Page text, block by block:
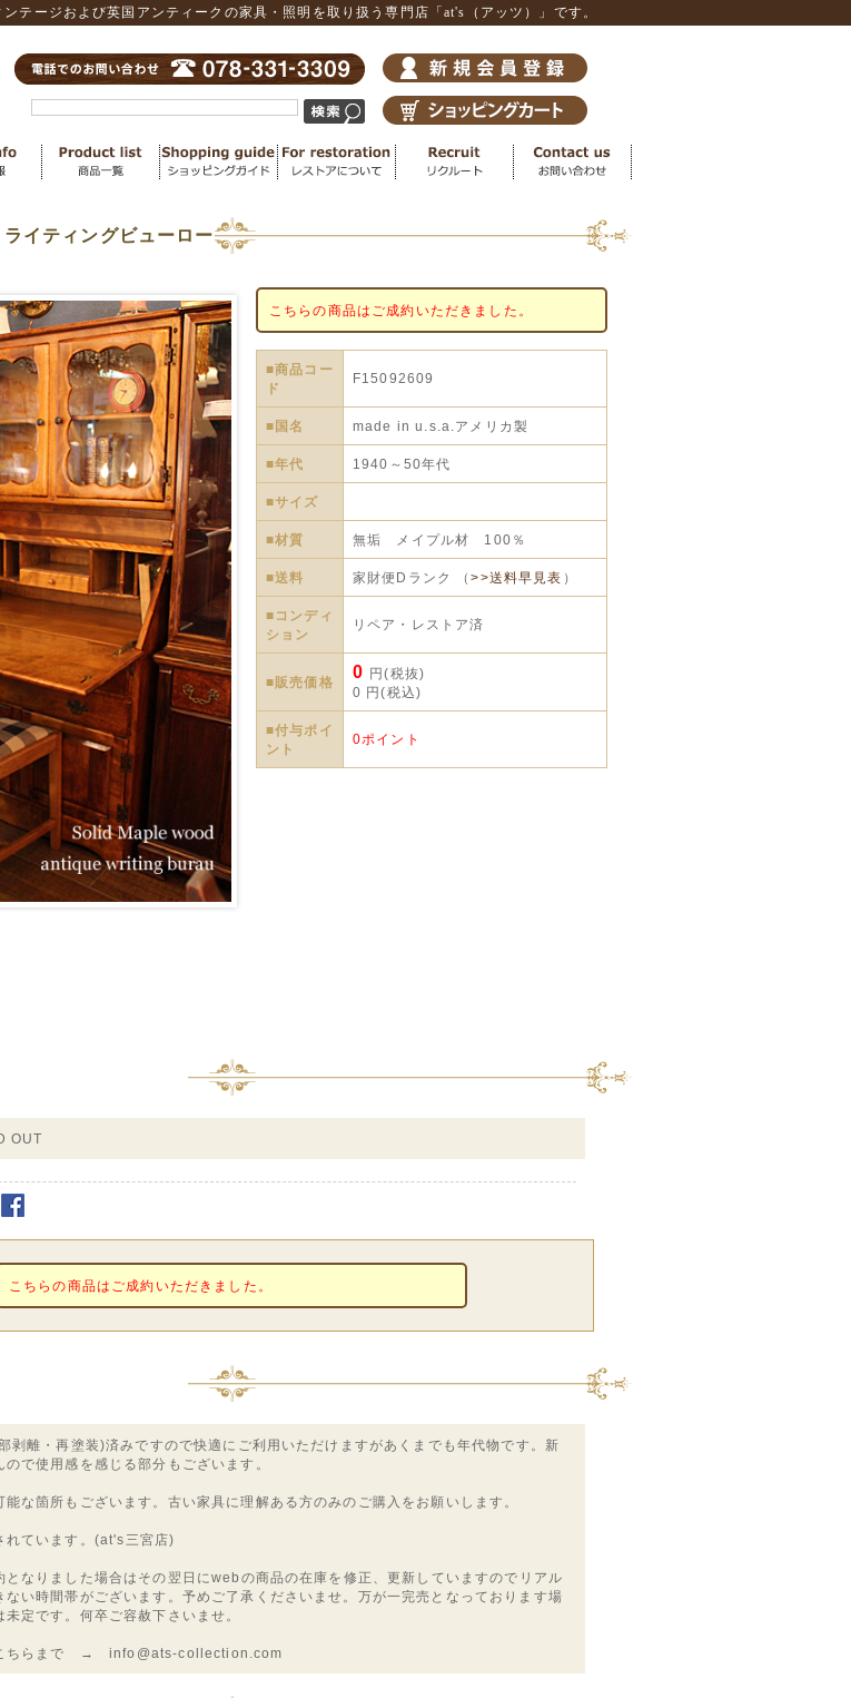
テージおよび英国アンティークの家具・照明を取り扱う専門店「at's（アッツ）」です。
イティングビューロー
こちらの商品はご成約いただきました。
■商品コー
ド
F15092609
■国名 made in u.s.a.アメリカ製
■年代 1940～50年代
■サイズ
■材質 無垢 メイプル材 100％
■送料 家財便Dランク （>>送料早見表 ）
■コンディ
ション
リペア・レストア済
■販売価格
0 円(税抜)
0 円(税込)
■付与ポイ
ント
0ポイント
OUT
こちらの商品はご成約いただきました。
剥離・再塗装)済みですので快適にご利用いただけますがあくまでも年代物です。新
で使用感を感じる部分もございます。
能な箇所もございます。古い家具に理解ある方のみのご購入をお願いします。
れています。(at's三宮店)
となりました場合はその翌日にwebの商品の在庫を修正、更新していますのでリアル
ない時間帯がございます。予めご了承くださいませ。万が一完売となっております場
定です。何卒ご容赦下さいませ。
こちらまで → info@ats-collection.com